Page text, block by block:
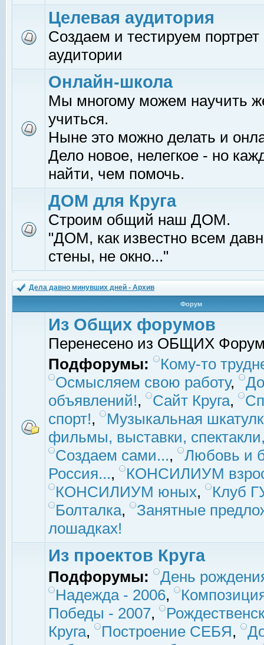
Целевая аудитория
Создаем и тестируем
аудитории
Онлайн-школа
Мы многому можем научить
учиться.
Ныне это можно делать и
Дело новое, нелегкое - но
найти, чем помочь.
ДОМ для Круга
Строим общий наш ДОМ.
"ДОМ, как известно всем
стены, не окно..."
Дела давно минувших дней - Архив
Форум
Из Общих форумов
Перенесено из ОБЩИХ
Подфорумы:
Кому-то
Осмысляем свою работу,
объявлений!, Сайт Круга,
спорт!,
Музыкальная
фильмы, выставки,
Создаем сами...,
Любовь и
Россия...,
КОНСИЛИУМ
КОНСИЛИУМ юных,
Клуб
Болталка,
Занятные
лошадках!
Из проектов Круга
Подфорумы:
День
Надежда - 2006,
Победы - 2007,
Круга, Построение СЕБЯ,